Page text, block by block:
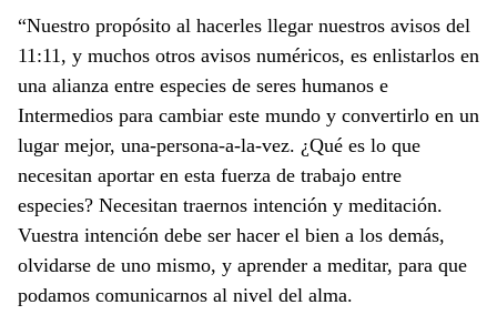
“Nuestro propósito al hacerles llegar nuestros avisos del
11:11, y muchos otros avisos numéricos, es enlistarlos en
una alianza entre especies de seres humanos e
Intermedios para cambiar este mundo y convertirlo en un
lugar mejor, una-persona-a-la-vez. ¿Qué es lo que
necesitan aportar en esta fuerza de trabajo entre
especies? Necesitan traernos intención y meditación.
Vuestra intención debe ser hacer el bien a los demás,
olvidarse de uno mismo, y aprender a meditar, para que
podamos comunicarnos al nivel del alma.